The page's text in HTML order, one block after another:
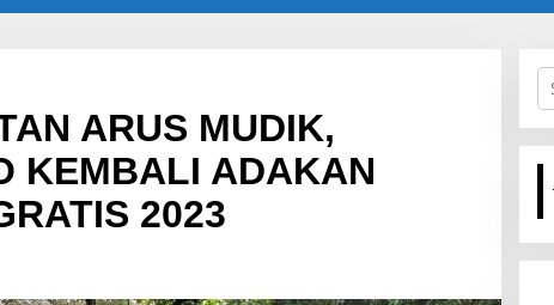
ARUS MUDIK,
KEMBALI ADAKAN
2023
S
r
c
r